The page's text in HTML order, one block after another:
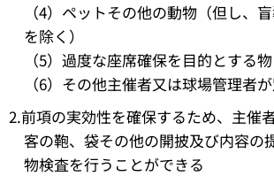
（4）ペットその他の動物（但し、
を除く）
（5）過度な座席確保を目的とする物
（6）その他主催者又は球場管理者
2.前項の実効性を確保するため、主催
客の鞄、袋その他の開披及び内容の
物検査を行うことができる